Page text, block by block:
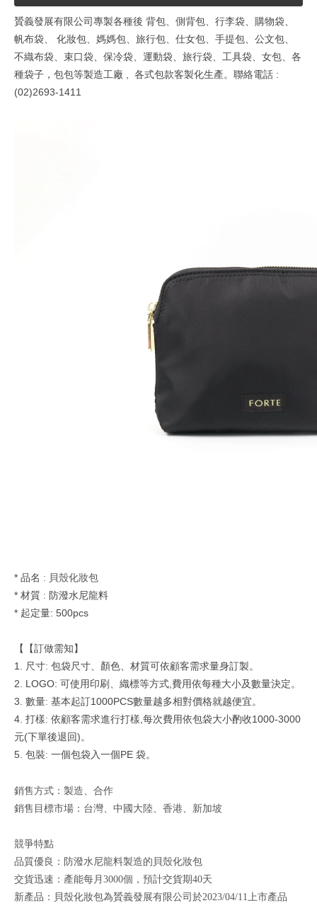
贇義發展有限公司專製各種後 背包、側背包、行李袋、購物袋、
帆布袋、
化妝包、媽媽包、旅行包、仕女包、手提包、公文包、
不織布袋、束口袋、保冷袋、運動袋、旅行袋、工具袋、女包、各
種袋子，包包等製造工廠
各式包款客製化生產。聯絡電話 :
(02)2693-1411
* 品名 : 貝殼化妝包
* 材質 : 防潑水尼龍料
* 起定量: 500pcs
【【訂做需知】
1. 尺寸: 包袋尺寸、顏色、材質可依顧客需求量身訂製。
2. LOGO: 可使用印刷、織標等方式 費用依每種大小及數量決定。
3. 數量: 基本起訂1000PCS數量越多相對價格就越便宜。
4. 打樣: 依顧客需求進行打樣 每次費用依包袋大小酌收1000-3000
元(下單後退回 ) 。
5. 包裝: 一個包袋入一個 PE 袋。
銷售方式：製造、合作
銷售目標市場：台灣、中國大陸、香港、新加坡
競爭特點
品質優良：防潑水尼龍料製造的貝殼化妝包
交貨迅速：產能每月3000個，預計交貨期40天
新產品：貝殼化妝包為贇義發展有限公司於2023/04/11上市產品